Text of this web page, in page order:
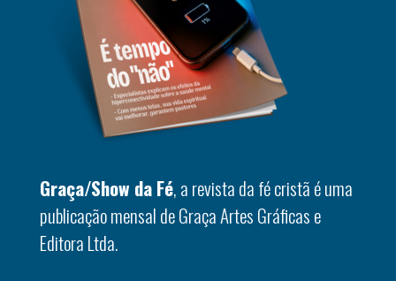
Graça/Show da Fé, a revista da fé cristã é uma
publicação mensal de Graça Artes Gráficas e
Editora Ltda.